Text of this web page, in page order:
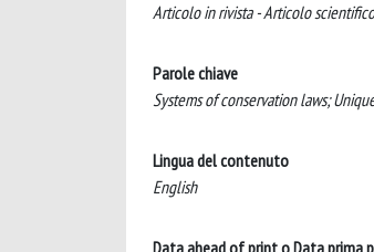
Articolo in rivista - Articolo scientifico
Parole chiave
Systems of conservation laws;
Lingua del contenuto
English
Data ahead of print o Data prima